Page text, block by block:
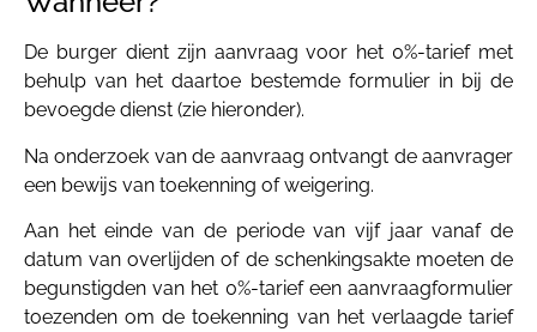
De burger dient zijn aanvraag voor het 0%-tarief met
behulp van het daartoe bestemde formulier in bij de
bevoegde dienst (zie hieronder).
Na onderzoek van de aanvraag ontvangt de aanvrager
een bewijs van toekenning of weigering.
Aan het einde van de periode van vijf jaar vanaf de
datum van overlijden of de schenkingsakte moeten de
begunstigden van het 0%-tarief een aanvraagformulier
toezenden om de toekenning van het verlaagde tarief